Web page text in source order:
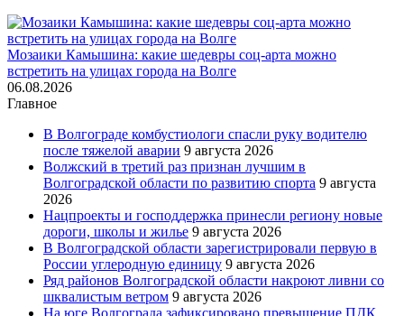
Мозаики Камышина: какие шедевры соц-арта можно
встретить на улицах города на Волге
06.08.2026
Главное
В Волгограде комбустиологи спасли руку водителю
после тяжелой аварии 9 августа 2026
Волжский в третий раз признан лучшим в
Волгоградской области по развитию спорта 9 августа
2026
Нацпроекты и господдержка принесли региону новые
дороги, школы и жилье 9 августа 2026
В Волгоградской области зарегистрировали первую в
России углеродную единицу 9 августа 2026
Ряд районов Волгоградской области накроют ливни со
шквалистым ветром 9 августа 2026
На юге Волгограда зафиксировано превышение ПДК